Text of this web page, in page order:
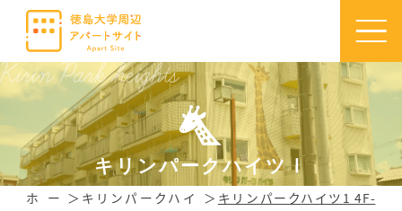
キリンパークハイツⅠ
ホー
キリンパークハイ
キリンパークハイツ1 4F-